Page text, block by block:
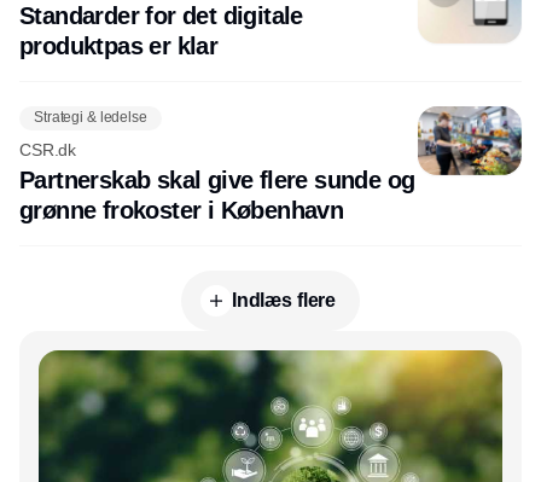
Standarder for det digitale
produktpas er klar
Strategi & ledelse
CSR.dk
Partnerskab skal give flere sunde og
grønne frokoster i København
Indlæs flere
Annonce